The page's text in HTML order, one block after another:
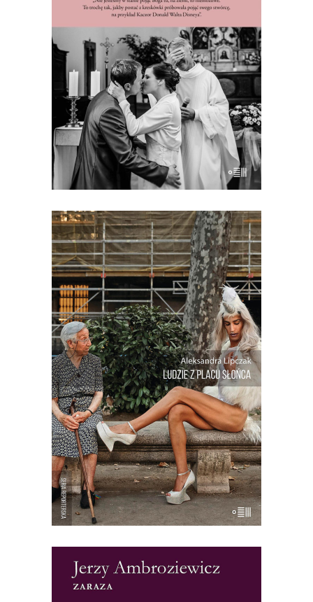
Najbardziej znanym księdzem w
bezbożnych Czechach jest Polak. Ks.
Zbigniew Czendlik (ur. 1964) przyjechał
do Náchodu dwadzieścia pięć lat temu
z Chorzowa. Kapłan z prowincji szybko
zdobył popularność. Dzisiaj nadal jest
proboszczem w małej miejscowości
Lanškroun, a także prowadzi w […]
[EBOOK] Aleksandra Lipczak –
LUDZIE Z PLACU SŁOŃCA
Franek Kanalarz – deweloper, który
postawił miasto pośrodku pustyni.
Susana, która zamówiła w banku
whoppera z serem, bo przestała się bać.
Manuel, który przez 30 lat nie wychodził
z domu. Pedro, syn obwoźnego
handlarza, który zamiast mówić “Nie ma
Boga, […]
39.00zł 19.50zł
KSIĄŻKA DO KOSZYKA
[EBOOK] Jerzy Ambroziewicz –